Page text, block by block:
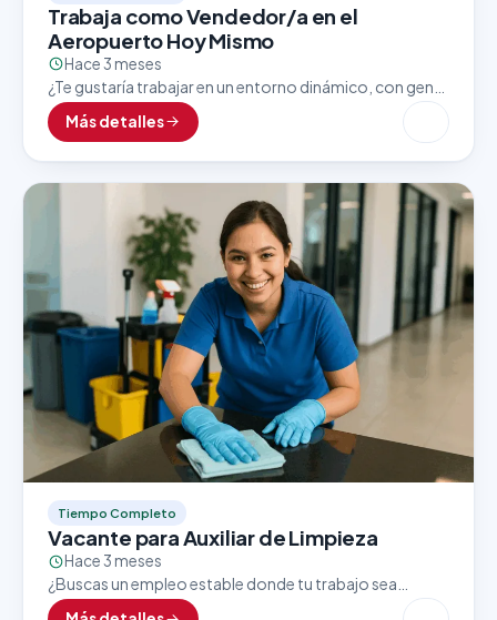
Trabaja como Vendedor/a en el
Aeropuerto Hoy Mismo
Hace 3 meses
¿Te gustaría trabajar en un entorno dinámico, con gente
de todo el mundo y excelentes oportunidades de
crecimiento? Una importante tienda ubicada dentro
del…
Más detalles
Tiempo Completo
Vacante para Auxiliar de Limpieza
Hace 3 meses
¿Buscas un empleo estable donde tu trabajo sea
valorado y reconocido? Una empresa líder en su sector